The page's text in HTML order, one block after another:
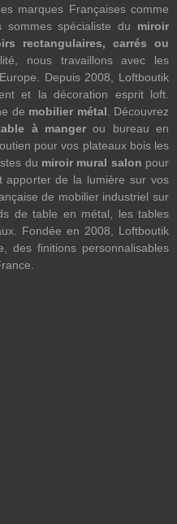
marques Françaises comme
spécialiste du miroir
rectangulaires, carrés ou
nous travaillons avec les
Depuis 2008, Loftboutik
et la décoration esprit loft.
de mobilier métal. Découvrez
à mangerou bureau en
pour vos plateaux bois les
du miroir mural salon pour
apporter de la lumière sur vos
de mobilier industriel sur
de table en métal, les tables
Fondée en 2008, Loftboutik
des finitions personnalisables